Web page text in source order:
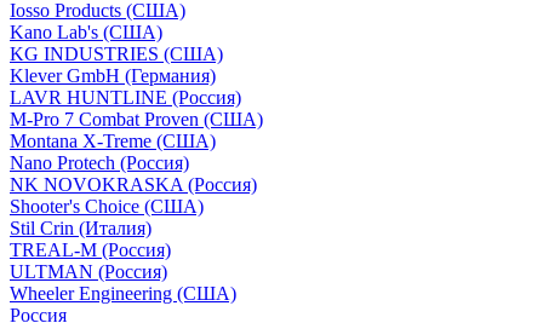
Iosso Products (США)
Kano Lab's (США)
KG INDUSTRIES (США)
Klever GmbH (Германия)
LAVR HUNTLINE (Россия)
M-Pro 7 Combat Proven (СШA)
Montana X-Treme (США)
Nano Protech (Россия)
NK NOVOKRASKA (Россия)
Shooter's Choice (СШA)
Stil Crin (Италия)
TREAL-M (Россия)
ULTMAN (Россия)
Wheeler Engineering (СШA)
Россия